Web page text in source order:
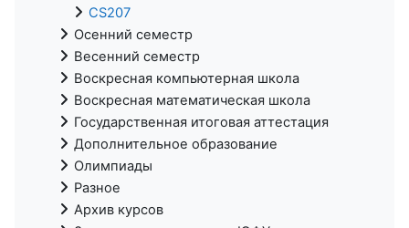
CS207
Осенний семестр
Весенний семестр
Воскресная компьютерная школа
Воскресная математическая школа
Государственная итоговая аттестация
Дополнительное образование
Олимпиады
Разное
Архив курсов